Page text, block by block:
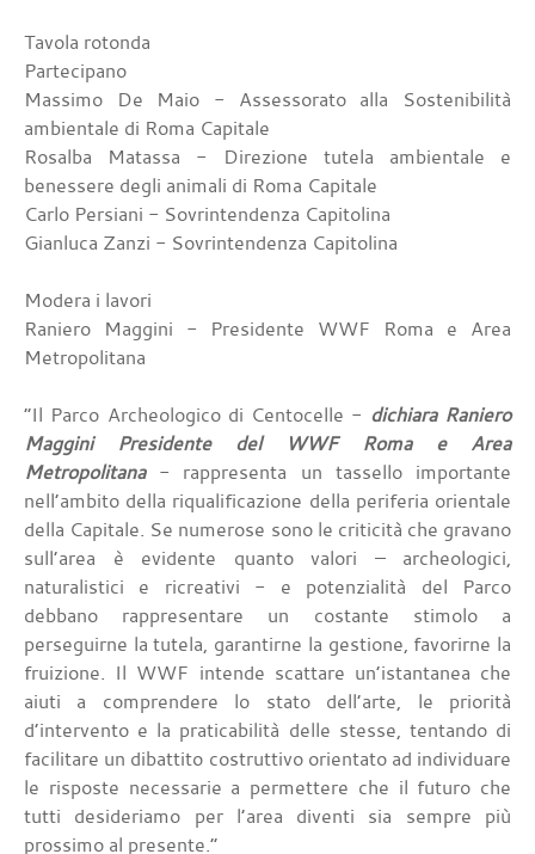
Tavola rotonda
Partecipano
Massimo De Maio - Assessorato alla Sostenibilità
ambientale di Roma Capitale
Rosalba Matassa - Direzione tutela ambientale e
benessere degli animali di Roma Capitale
Carlo Persiani - Sovrintendenza Capitolina
Gianluca Zanzi - Sovrintendenza Capitolina
Modera i lavori
Raniero Maggini - Presidente WWF Roma e Area
Metropolitana
“Il Parco Archeologico di Centocelle - dichiara Raniero
Maggini Presidente del WWF Roma e Area
Metropolitana - rappresenta un tassello importante
nell’ambito della riqualificazione della periferia orientale
della Capitale. Se numerose sono le criticità che gravano
sull’area è evidente quanto valori – archeologici,
naturalistici e ricreativi - e potenzialità del Parco
debbano rappresentare un costante stimolo a
perseguirne la tutela, garantirne la gestione, favorirne la
fruizione. Il WWF intende scattare un’istantanea che
aiuti a comprendere lo stato dell’arte, le priorità
d’intervento e la praticabilità delle stesse, tentando di
facilitare un dibattito costruttivo orientato ad individuare
le risposte necessarie a permettere che il futuro che
tutti desideriamo per l’area diventi sia sempre più
prossimo al presente.”